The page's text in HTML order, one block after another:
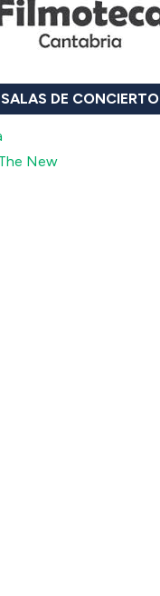
SALAS DE CONCIERTO
New